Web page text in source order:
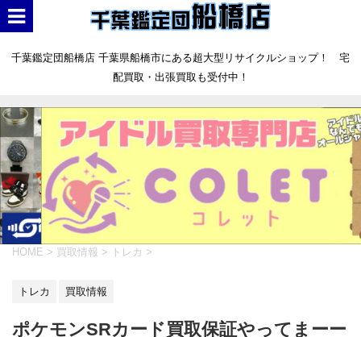
千葉鑑定団船橋店 千葉県船橋市にある超大型リサイクルショップ！ 宅
配買取・出張買取も受付中！
HOME > 買取情報 > トレカ >
トレカ 買取情報
ポケモンSRカード買取保証やってまーー